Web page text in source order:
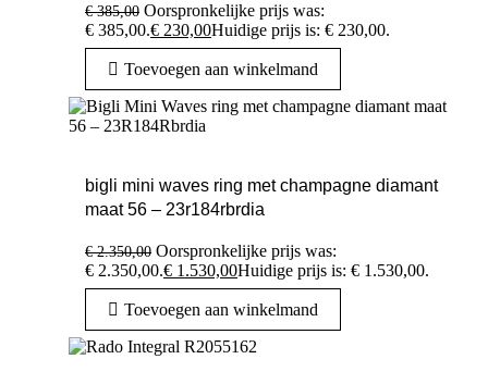
€385,00 Oorspronkelijke prijs was:
€ 385,00.€ 230,00Huidige prijs is: € 230,00.
Toevoegen aan winkelmand
bigli mini waves ring met champagne diamant
maat 56 – 23r184rbrdia
€2.350,00 Oorspronkelijke prijs was:
€ 2.350,00.€ 1.530,00Huidige prijs is: € 1.530,00.
Toevoegen aan winkelmand